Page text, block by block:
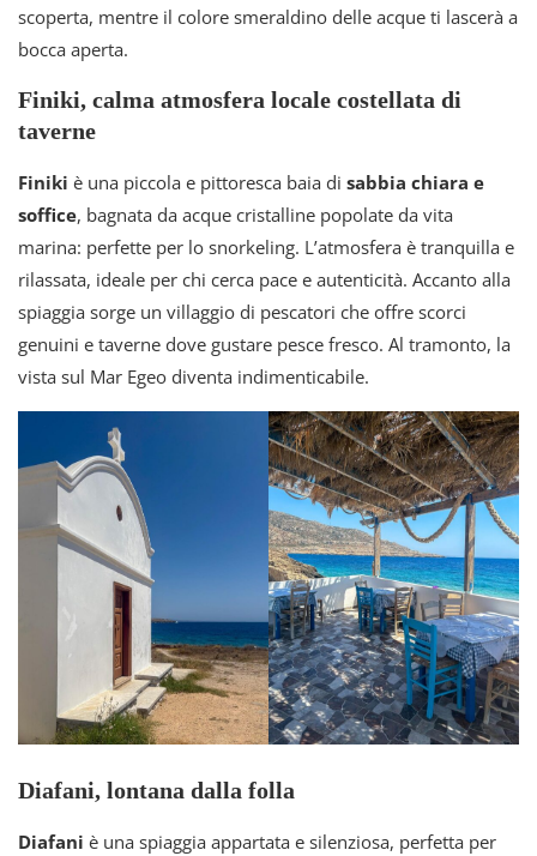
scoperta, mentre il colore smeraldino delle acque ti lascerà a
bocca aperta.
Finiki, calma atmosfera locale costellata di
taverne
Finiki è una piccola e pittoresca baia di sabbia chiara e
soffice, bagnata da acque cristalline popolate da vita
marina: perfette per lo snorkeling. L’atmosfera è tranquilla e
rilassata, ideale per chi cerca pace e autenticità. Accanto alla
spiaggia sorge un villaggio di pescatori che offre scorci
genuini e taverne dove gustare pesce fresco. Al tramonto, la
vista sul Mar Egeo diventa indimenticabile.
Diafani, lontana dalla folla
Diafani è una spiaggia appartata e silenziosa, perfetta per